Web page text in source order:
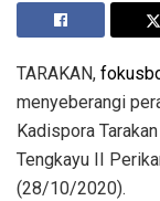
TARAKAN,
menyeberangi
Kadispora Tarakan
Tengkayu II
(28/10/2020).